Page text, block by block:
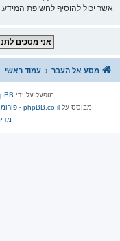
אשר יכול להוסיף לחשיפת המידע.
מסע אל העבר עמוד ראשי
מופעל על ידי
מבוסס עלphpBB.co.il - פורומים בעברית